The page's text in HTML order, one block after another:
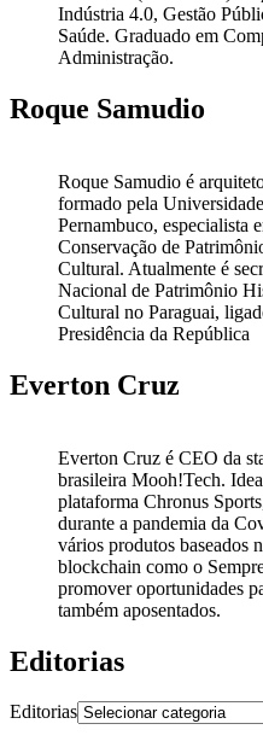
Indústria 4.0, Gestão
Saúde. Graduado em
Administração.
Roque Samudio
Roque Samudio é
formado pela
Pernambuco, especialista
Conservação de
Cultural. Atualmente é
Nacional de Patrimônio
Cultural no Paraguai,
Presidência da República
Everton Cruz
Everton Cruz é CEO da
brasileira Mooh!Tech.
plataforma Chronus
durante a pandemia da
vários produtos baseados
blockchain como o
promover oportunidades
também aposentados.
Editorias
Editorias